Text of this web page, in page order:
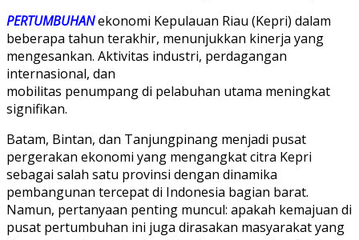
PERTUMBUHANekonomi Kepulauan Riau (Kepri) dalam
beberapa tahun terakhir, menunjukkan kinerja yang
mengesankan. Aktivitas industri, perdagangan
internasional, dan
mobilitas penumpang di pelabuhan utama meningkat
signifikan.
Batam, Bintan, dan Tanjungpinang menjadi pusat
pergerakan ekonomi yang mengangkat citra Kepri
sebagai salah satu provinsi dengan dinamika
pembangunan tercepat di Indonesia bagian barat.
Namun, pertanyaan penting muncul: apakah kemajuan di
pusat pertumbuhan ini juga dirasakan masyarakat yang